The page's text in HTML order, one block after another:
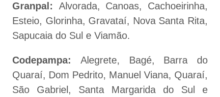
Granpal: Alvorada, Canoas, Cachoeirinha,
Esteio, Glorinha, Gravataí, Nova Santa Rita,
Sapucaia do Sul e Viamão.
Codepampa: Alegrete, Bagé, Barra do
Quaraí, Dom Pedrito, Manuel Viana, Quaraí,
São Gabriel, Santa Margarida do Sul e